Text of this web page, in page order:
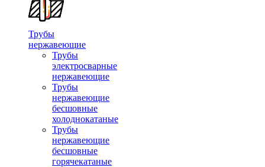
Трубы
нержавеющие
Трубы
электросварные
нержавеющие
Трубы
нержавеющие
бесшовные
холоднокатаные
Трубы
нержавеющие
бесшовные
горячекатаные